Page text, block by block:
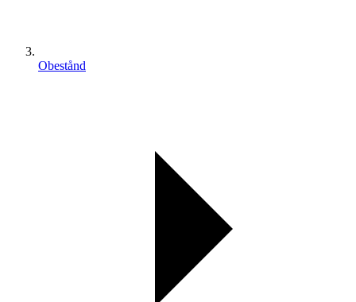
Obestånd